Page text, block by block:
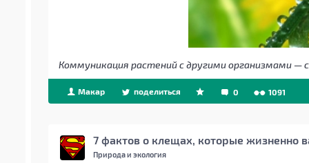
Коммуникация растений с другими организмами —
Макар поделиться 0 1091
7 фактов о клещах, которые жизненно
Природа и экология